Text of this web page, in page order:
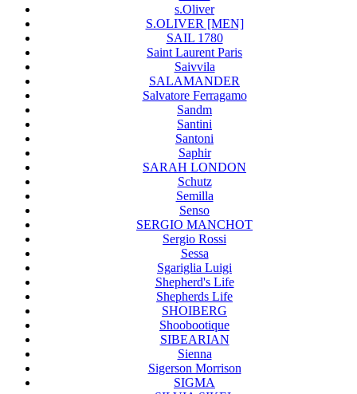
s.Oliver
S.OLIVER [MEN]
SAIL 1780
Saint Laurent Paris
Saivvila
SALAMANDER
Salvatore Ferragamo
Sandm
Santini
Santoni
Saphir
SARAH LONDON
Schutz
Semilla
Senso
SERGIO MANCHOT
Sergio Rossi
Sessa
Sgariglia Luigi
Shepherd's Life
Shepherds Life
SHOIBERG
Shoobootique
SIBEARIAN
Sienna
Sigerson Morrison
SIGMA